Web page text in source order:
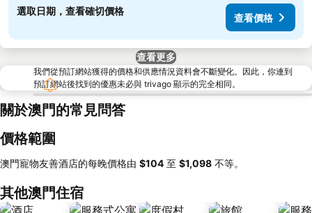
選取日期，查看確切價格
查看價格
查看更多
我們從預訂網站獲得的價格和供應情況資料會不斷變化。因此，你連到
預訂網站後找到的優惠未必與 trivago 顯示的完全相同。
關於澳門的常見問答
價格範圍
澳門寵物友善酒店的每晚價格由 ‎$104 至 ‎$1,098 不等。
其他澳門住宿